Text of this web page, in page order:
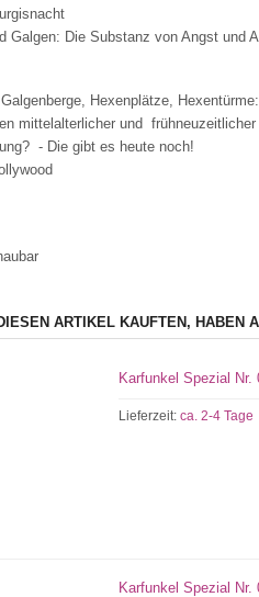
Galgen: Die Substanz von Angst und
Hexenplätze, Hexentürme:
mittelalterlicher und
- Die gibt es heute noch!
ARTIKEL KAUFTEN, HABEN
Karfunkel Spezial
Lieferzeit:ca. 2-4 Tage
Karfunkel Spezial Nr.